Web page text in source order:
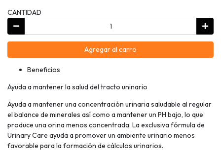
CANTIDAD
Agregar al carro
Beneficios
Ayuda a mantener la salud del tracto uninario
Ayuda a mantener una concentración urinaria saludable al regular
el balance de minerales así como a mantener un PH bajo, lo que
produce una orina menos concentrada. La exclusiva fórmula de
Urinary Care ayuda a promover un ambiente urinario menos
favorable para la formación de cálculos urinarios.